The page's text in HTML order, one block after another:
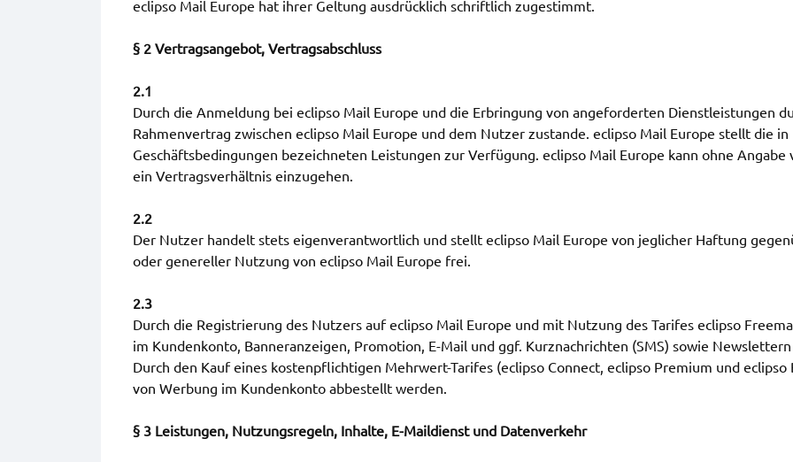
eclipso Mail Europe hat ihrer Geltung ausdrücklich schriftlich zugestimmt.
§ 2 Vertragsangebot, Vertragsabschluss
2.1
Durch die Anmeldung bei eclipso Mail Europe und die Erbringung von angeforderten Dienstleistungen
Rahmenvertrag zwischen eclipso Mail Europe und dem Nutzer zustande. eclipso Mail Europe stellt die
Geschäftsbedingungen bezeichneten Leistungen zur Verfügung. eclipso Mail Europe kann ohne
ein Vertragsverhältnis einzugehen.
2.2
Der Nutzer handelt stets eigenverantwortlich und stellt eclipso Mail Europe von jeglicher Haftung
oder genereller Nutzung von eclipso Mail Europe frei.
2.3
Durch die Registrierung des Nutzers auf eclipso Mail Europe und mit Nutzung des Tarifes eclipso
im Kundenkonto, Banneranzeigen, Promotion, E-Mail und ggf. Kurznachrichten (SMS) sowie
Durch den Kauf eines kostenpflichtigen Mehrwert-Tarifes (eclipso Connect, eclipso Premium und
von Werbung im Kundenkonto abbestellt werden.
§ 3 Leistungen, Nutzungsregeln, Inhalte, E-Maildienst und Datenverkehr